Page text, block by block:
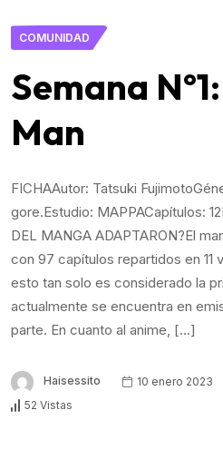
COMUNIDAD
Semana
Man
FICHAAutor: Tatsuki
gore.Estudio: MAPPACapítulos:
DEL MANGA ADAPTARON?El
con 97 capítulos repartidos en 11
esto tan solo es considerado la
actualmente se encuentra en
parte. En cuanto al anime, […]
Haisessito 10 enero 2023
52 Vistas